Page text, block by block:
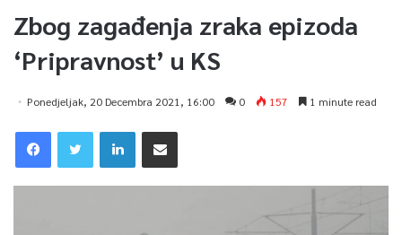
Zbog zagađenja zraka epizoda
‘Pripravnost’ u KS
Ponedjeljak, 20 Decembra 2021, 16:00 0 157 1 minute read